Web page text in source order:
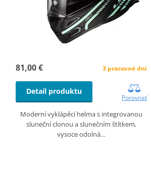
81,00 € 3 pracovné dni
Detail produktu
Porovnať
Moderní vyklápěcí helma s integrovanou
sluneční clonou a slunečním štítkem,
vysoce odolná…